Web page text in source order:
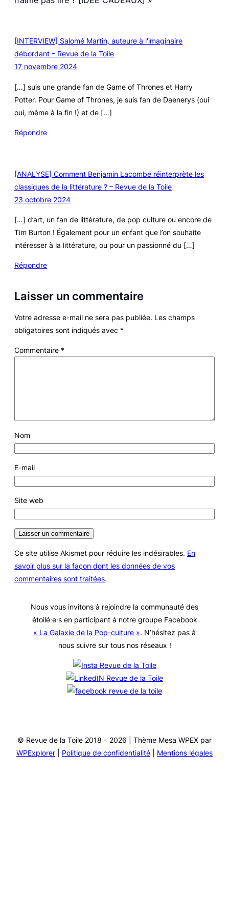
[INTERVIEW] Salomé Martin, auteure à l'imaginaire
débordant – Revue de la Toile
17 novembre 2024
[…] suis une grande fan de Game of Thrones et Harry
Potter. Pour Game of Thrones, je suis fan de Daenerys (oui
oui, même à la fin !) et de […]
Répondre
[ANALYSE] Comment Benjamin Lacombe réinterprète les
classiques de la littérature ? – Revue de la Toile
23 octobre 2024
[…] d’art, un fan de littérature, de pop culture ou encore de
Tim Burton ! Également pour un enfant que l’on souhaite
intéresser à la littérature, ou pour un passionné du […]
Répondre
Laisser un commentaire
Votre adresse e-mail ne sera pas publiée. Les champs
obligatoires sont indiqués avec *
Commentaire *
Nom
E-mail
Site web
Ce site utilise Akismet pour réduire les indésirables. En
savoir plus sur la façon dont les données de vos
commentaires sont traitées.
Nous vous invitons à rejoindre la communauté des
étoilé·e·s en participant à notre groupe Facebook
« La Galaxie de la Pop-culture ». N’hésitez pas à
nous suivre sur tous nos réseaux !
© Revue de la Toile 2018 – 2026 | Thème Mesa WPEX par
WPExplorer
Politique de confidentialité Mentions légales